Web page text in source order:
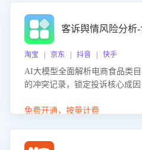
客诉舆情风险分析
淘宝 | 京东 | 抖音 | 快手
AI大模型全面解析电商食品类
的冲突记录，锁定投诉核心成
置差评防控，提升客户满意度。
免费开通，按量计费